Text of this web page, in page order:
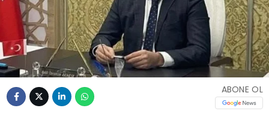
ABONE OL